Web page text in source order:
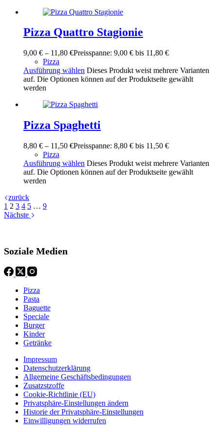
Pizza Quattro Stagionie
9,00 € – 11,80 €Preisspanne: 9,00 € bis 11,80 €
Pizza
Ausführung wählen Dieses Produkt weist mehrere Varianten
auf. Die Optionen können auf der Produktseite gewählt
werden
Pizza Spaghetti
8,80 € – 11,50 €Preisspanne: 8,80 € bis 11,50 €
Pizza
Ausführung wählen Dieses Produkt weist mehrere Varianten
auf. Die Optionen können auf der Produktseite gewählt
werden
zurück
1 2 3 4 5 … 9
Nächste
Soziale Medien
Pizza
Pasta
Baguette
Speciale
Burger
Kinder
Getränke
Impressum
Datenschutzerklärung
Allgemeine Geschäftsbedingungen
Zusatzstzoffe
Cookie-Richtlinie (EU)
Privatsphäre-Einstellungen ändern
Historie der Privatsphäre-Einstellungen
Einwilligungen widerrufen